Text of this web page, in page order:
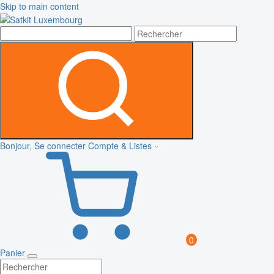
Skip to main content
Bonjour, Se connecter Compte & Listes
0
Panier